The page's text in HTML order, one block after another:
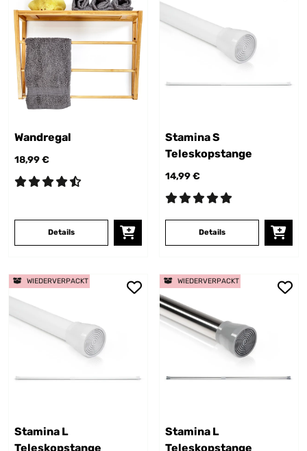
Wandregal
18,99 €
Details
Stamina S
Teleskopstange
14,99 €
Details
Stamina L
Teleskopstange
WIEDERVERPACKT
Stamina L
Teleskopstange
WIEDERVERPACKT